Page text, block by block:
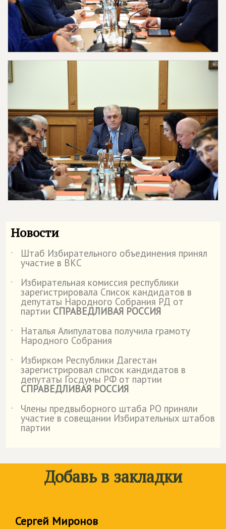
Новости
˙ Штаб Избирательного объединения принял
участие в ВКС
˙
Избирательная комиссия республики
зарегистрировала Список кандидатов в
депутаты Народного Собрания РД от
партии СПРАВЕДЛИВАЯ РОССИЯ
˙
Наталья Алипулатова получила грамоту
Народного Собрания
˙
Избирком Республики Дагестан
зарегистрировал список кандидатов в
депутаты Госдумы РФ от партии
СПРАВЕДЛИВАЯ РОССИЯ
˙
Члены предвыборного штаба РО приняли
участие в совещании Избирательных штабов
партии
Добавь в закладки
Сергей Миронов